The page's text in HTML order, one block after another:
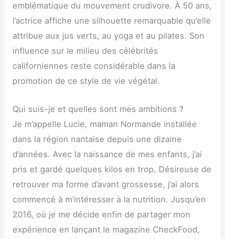
emblématique du mouvement crudivore. À 50 ans,
l’actrice affiche une silhouette remarquable qu’elle
attribue aux jus verts, au yoga et au pilates. Son
influence sur le milieu des célébrités
californiennes reste considérable dans la
promotion de ce style de vie végétal.
Qui suis-je et quelles sont mes ambitions ?
Je m’appelle Lucie, maman Normande installée
dans la région nantaise depuis une dizaine
d’années. Avec la naissance de mes enfants, j’ai
pris et gardé quelques kilos en trop. Désireuse de
retrouver ma forme d’avant grossesse, j’ai alors
commencé à m’intéresser à la nutrition. Jusqu’en
2016, où je me décide enfin de partager mon
expérience en lançant le magazine CheckFood,